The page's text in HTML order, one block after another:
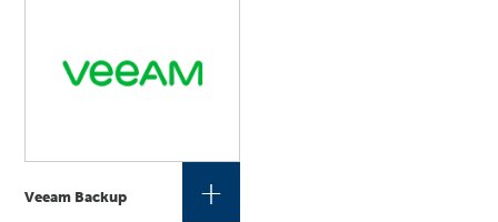
Veeam Backup +